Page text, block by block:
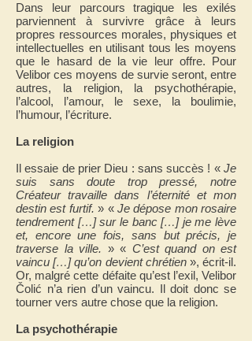
Dans leur parcours tragique les exilés
parviennent à survivre grâce à leurs
propres ressources morales, physiques et
intellectuelles en utilisant tous les moyens
que le hasard de la vie leur offre. Pour
Velibor ces moyens de survie seront, entre
autres, la religion, la psychothérapie,
l’alcool, l’amour, le sexe, la boulimie,
l’humour, l’écriture.
La religion
Il essaie de prier Dieu : sans succès ! « Je
suis sans doute trop pressé, notre
Créateur travaille dans l’éternité et mon
destin est furtif. » « Je dépose mon rosaire
tendrement […] sur le banc […] je me lève
et, encore une fois, sans but précis, je
traverse la ville. » « C’est quand on est
vaincu […] qu’on devient chrétien», écrit-il.
Or, malgré cette défaite qu’est l’exil, Velibor
Čolić n’a rien d’un vaincu. Il doit donc se
tourner vers autre chose que la religion.
La psychothérapie